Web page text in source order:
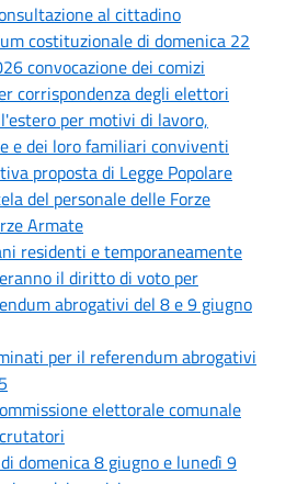
al cittadino
costituzionale di domenica 22
convocazione dei comizi
corrispondenza degli elettori
per motivi di lavoro,
e dei loro familiari conviventi
proposta di Legge Popolare
del personale delle Forze
Armate
residenti e temporaneamente
il diritto di voto per
abrogativi del 8 e 9 giugno
per il referendum abrogativi
elettorale comunale
domenica 8 giugno e lunedì 9